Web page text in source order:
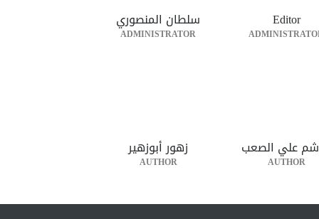
Editor سلطان المنصوري
ADMINISTRATOR
علي الصعب
AUTHOR
زهور أبوزهير
AUTHOR